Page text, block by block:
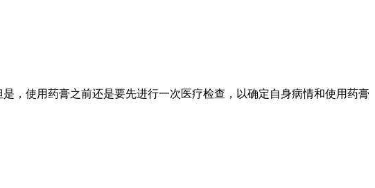
，使用药膏之前还是要先进行一次医疗检查，以确定自身病情和使用药膏